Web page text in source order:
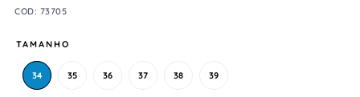
COD: 73705
TAMANHO
34 35 36 37 38 39